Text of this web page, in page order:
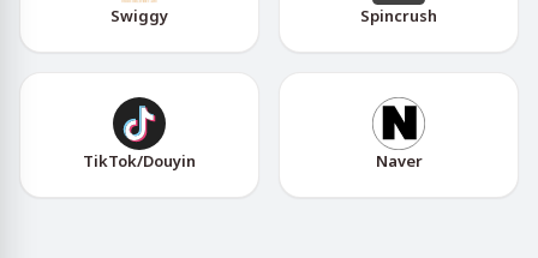
Swiggy Spincrush
TikTok/Douyin Naver